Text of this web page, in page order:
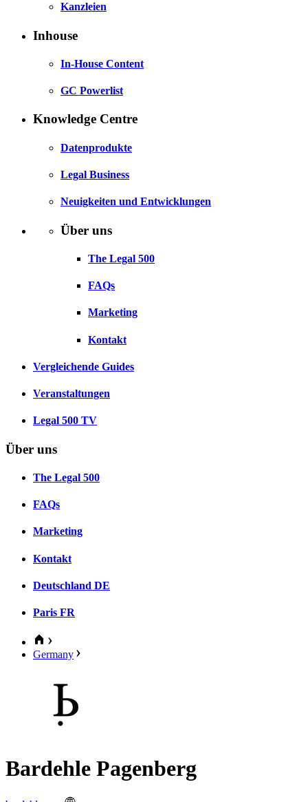
Kanzleien
Inhouse
In-House Content
GC Powerlist
Knowledge Centre
Datenprodukte
Legal Business
Neuigkeiten und Entwicklungen
Über uns
The Legal 500
FAQs
Marketing
Kontakt
Vergleichende Guides
Veranstaltungen
Legal 500 TV
Über uns
The Legal 500
FAQs
Marketing
Kontakt
Deutschland DE
Paris FR
Germany
Bardehle Pagenberg